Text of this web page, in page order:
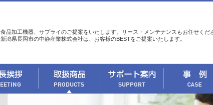
食品加工機器、サプライのご提案をいたします。リース・メンテナンスもお任せくだ
新潟県長岡市の中静産業株式会社は、お客様のBESTをご提案いたします。